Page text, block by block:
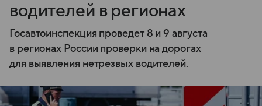
водителей в регионах
Госавтоинспекция проведет 8 и 9 августа
в регионах России проверки на дорогах
для выявления нетрезвых водителей.